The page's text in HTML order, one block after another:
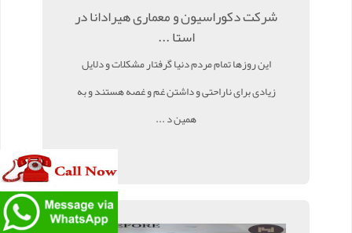
شرکت دکوراسیون و معماری هیرادانا در
استا ...
این روزها تمام مردم دنیا گرفتار مشکلات و دلایل
زیادی برای ناراحتی و داشتن غم و غصه هستند و به
همین د ...